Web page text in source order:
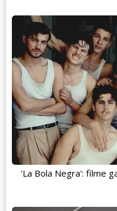
'La Bola Negra': filme